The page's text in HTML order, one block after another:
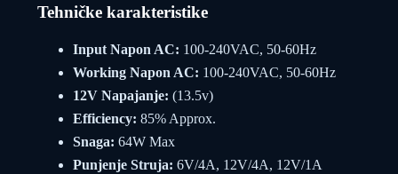
Tehničke karakteristike
Input Napon AC: 100-240VAC, 50-60Hz
Working Napon AC: 100-240VAC, 50-60Hz
12V Napajanje: (13.5v)
Efficiency: 85% Approx.
Snaga: 64W Max
Punjenje Struja: 6V/4A, 12V/4A, 12V/1A